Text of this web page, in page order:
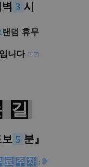
3 시
랜덤 휴무
니다 ෆෆ
길
5 분』
료 주 차 : ❥